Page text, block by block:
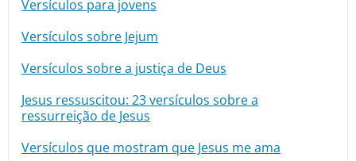
10 MANDAMENTOS
ESTUDOS BÍBLICOS
ESBOÇOS DE PREGAÇÃO
TEMAS
Versículos para jovens
Versículos sobre Jejum
Versículos sobre a justiça de Deus
Jesus ressuscitou: 23 versículos sobre a
ressurreição de Jesus
Versículos que mostram que Jesus me ama